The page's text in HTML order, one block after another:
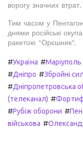
ворогу значних втрат.
Тим часом у
днями російські
ракетою "Орєшник".
#Україна #Маріуполь
#Дніпро #Збройні
#Дніпропетровська
(телеканал) #
#Рубіж оборони #
військова #